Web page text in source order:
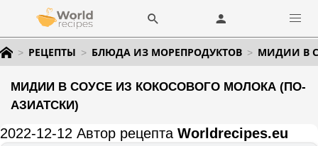
РЕЦЕПТЫ БЛЮДА ИЗ МОРЕПРОДУКТОВ МИДИИ В
МИДИИ В СОУСЕ ИЗ КОКОСОВОГО МОЛОКА (ПО-
АЗИАТСКИ)
2022-12-12 Автор рецепта Worldrecipes.eu